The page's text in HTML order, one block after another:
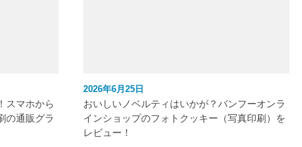
スマホから
の通販グラ
2026年6月25日
おいしいノベルティはいかが？バンフーオンラ
インショップのフォトクッキー（写真印刷）を
レビュー！